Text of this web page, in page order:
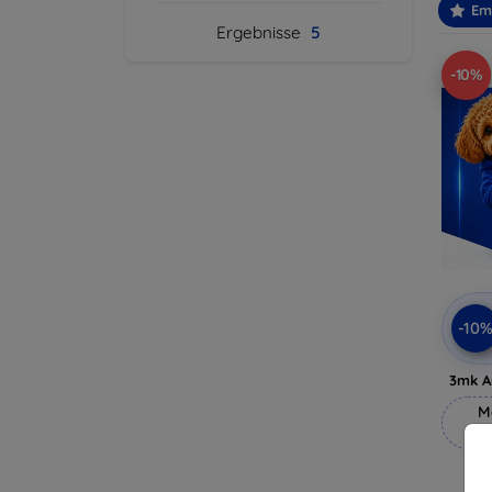
Ergebnisse 5
-10%
-10%
3mk